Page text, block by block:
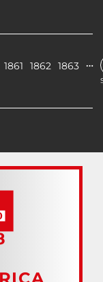
1861 1862 1863 …